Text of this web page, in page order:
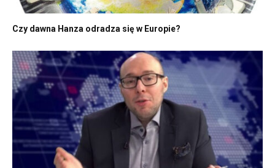
Czy dawna Hanza odradza się w Europie?